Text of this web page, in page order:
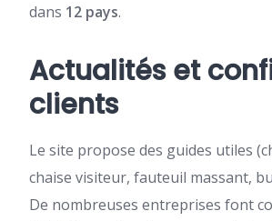
dans 12 pays.
Actualités et
clients
Le site propose des guides utiles
chaise visiteur, fauteuil massant,
De nombreuses entreprises font